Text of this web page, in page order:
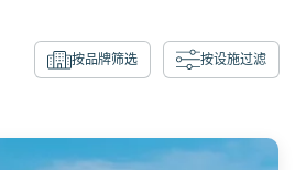
按品牌筛选 按设施过滤